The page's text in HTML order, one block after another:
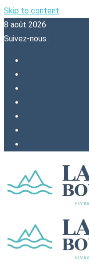
Skip to content
8 août 2026
Suivez-nous :